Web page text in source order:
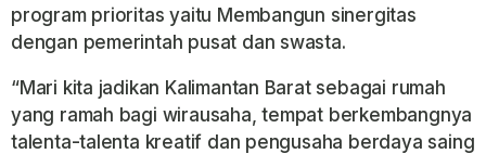
program prioritas yaitu Membangun sinergitas
dengan pemerintah pusat dan swasta.
“Mari kita jadikan Kalimantan Barat sebagai rumah
yang ramah bagi wirausaha, tempat berkembangnya
talenta-talenta kreatif dan pengusaha berdaya saing